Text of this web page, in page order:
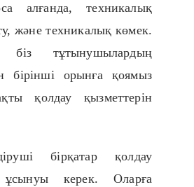
алғанда, техникалық
және техникалық көмек.
біз тұтынушылардың
бірінші орынға қоямыз
қолдау қызметтерін
бірқатар қолдау
ұсынуы керек. Оларға